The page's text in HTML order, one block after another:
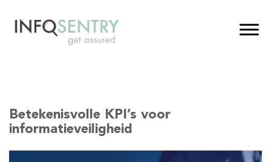
Betekenisvolle KPI’s voor
informatieveiligheid